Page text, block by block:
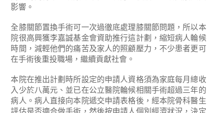
影響。
全膝關節置換手術可一次過徹底處理膝關節問題，所以本
院很高興獲李嘉誠基金會資助推行這計劃，縮短病人輪候
時間，減輕他們的痛苦及家人的照顧壓力，不少患者更可
在手術後重投職場，繼續貢獻社會。
本院在推出計劃時所設定的申請人資格須為家庭每月總收
入少於八萬元、並已在公立醫院輪候相關手術超過三年的
病人。病人直接向本院遞交申請表格後，經本院骨科醫生
評估是否適合做手術，然後按申請人個別經濟狀況，決定